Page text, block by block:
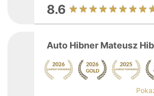
8.6
Auto Hibner Mateusz